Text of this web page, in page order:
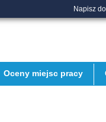
Napisz
Oceny miejsc pracy